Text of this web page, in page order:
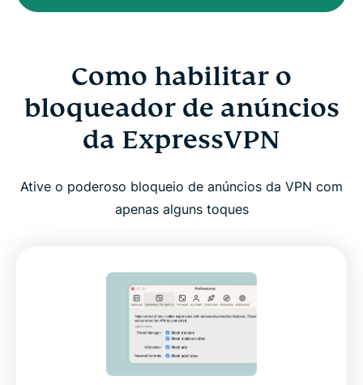
Como habilitar o
bloqueador de anúncios
da ExpressVPN
Ative o poderoso bloqueio de anúncios da VPN com
apenas alguns toques